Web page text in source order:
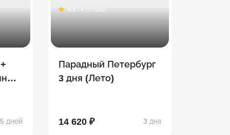
5 дней
4.5 / 4 отзыва
Парадный Петербург
3 дня (Лето)
14 620 ₽ 3 дня